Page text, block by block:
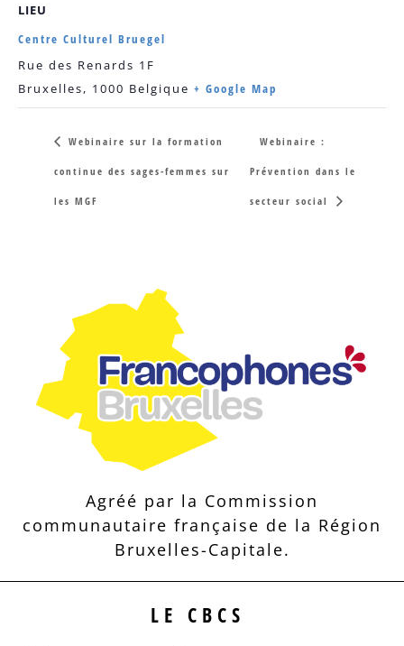
LIEU
Centre Culturel Bruegel
Rue des Renards 1F
Bruxelles, 1000 Belgique + Google Map
Webinaire sur la formation
continue des sages-femmes sur
les MGF
Webinaire :
Prévention dans le
secteur social
Agréé par la Commission
communautaire française de la Région
Bruxelles-Capitale.
LE CBCS